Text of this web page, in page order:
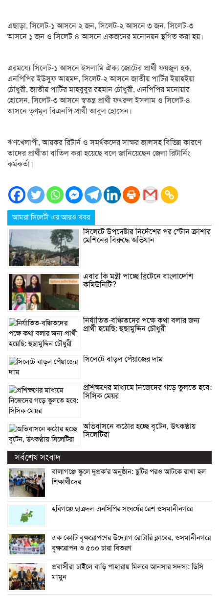
এছাড়া, সিলেট-১ আসনে ২ জন, সিলেট-২ আসনে ৩ জন, সিলেট-৩
আসনে ১ জন ও সিলেট-৪ আসনে একজনের মনোনয়ন স্থগিত করা হয়।
এরমধ্যে সিলেট-১ আসনে ইসলামি ঐক্য জোটের প্রার্থী ফয়জুল হক,
এনপিপির ইউসুফ আহমদ, সিলেট-২ আসনে জাতীয় পার্টির ইয়াহইয়া
চৌধুরী, জাতীয় পার্টির মাহবুবুর রহমান চৌধুরী, এনপিপির মনোয়ার
হোসেন, সিলেট-৩ আসনে স্বতন্ত্র প্রার্থী ফখরুল ইসলাম ও সিলেট-৪
আসনে তৃণমূল বিএনপি প্রার্থী আবুল হোসেন।
ঋণখেলাপী, আয়কর রিটার্ন ও সমর্থকদের সাক্ষর জালসহ বিভিন্ন কারণে
তাদের প্রার্থীতা বাতিল করা হয়েছে বলে জানিয়েছেন জেলা রিটার্নিং
কর্মকর্তা।
আমরা সিলেটী এর আরও খবর
সিলেটে উপদেষ্টার নির্দেশের পর স্টোন ক্রাশার
মেশিনের বিরুদ্ধে অভিযান
এবার কি মন্ত্রী পাচ্ছে ব্রিটেনে বাংলাদেশি
কমিউনিটি?
নির্যাতিত-বঞ্চিতদের পক্ষে কথা বলার জন্য
প্রার্থী হয়েছি: হুছামুদ্দিন চৌধুরী
সিলেটে বাড়ল পেঁয়াজের দাম
প্রশিক্ষণের মাধ্যমে নিজেদের গড়ে তুলতে হবে:
সিসিক মেয়র
অভিবাসনে কঠোর হচ্ছে বৃটেন, উৎকণ্ঠায়
সিলেটিরা
সর্বশেষ সংবাদ
বালাগঞ্জে স্কুলে দুপ্রক’র অনুষ্ঠান: ছুটির পরও আটকে রাখা হল
শিক্ষার্থীদের
হবিগঞ্জে ছাত্রদল-এনসিপির সংঘর্ষের রেশ ওসমানীনগরে
এক কোটি বৃক্ষরোপণের উদ্যোগ রোটারি ক্লাবের, ওসমানীনগরে
বৃক্ষরোপন ও ৫০০ চারা বিতরণ
প্রবাসীরা চাইলে বাড়ি পাহারায় মিলবে আনসার সদস্য: ডিসি
মামুন